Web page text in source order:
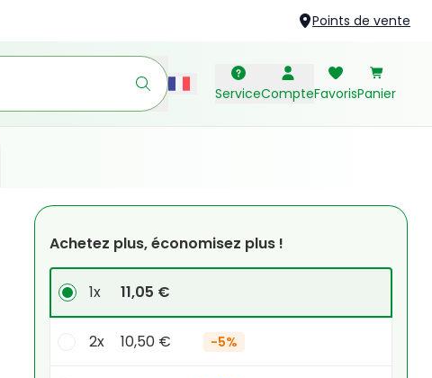
Points de vente
ServiceCompteFavorisPanier
Achetez plus, économisez plus !
1x 11,05 €
2x 10,50 € -5%